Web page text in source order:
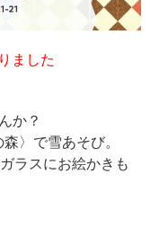
ました
か？
〉で雪あそび。
ラスにお絵かきも